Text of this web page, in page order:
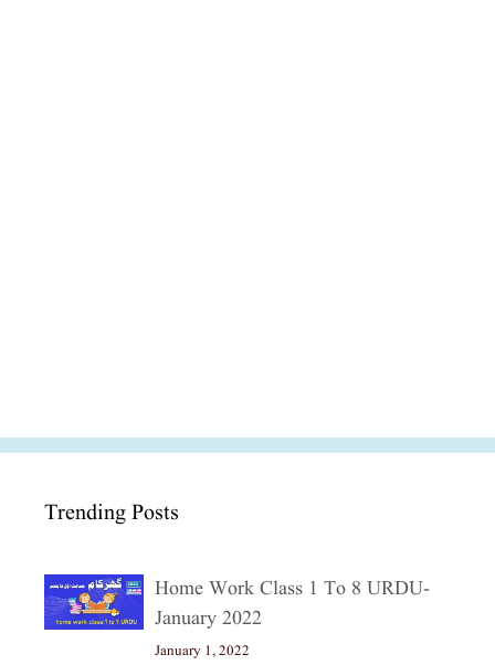
Trending Posts
Home Work Class 1 To 8 URDU-
January 2022
January 1, 2022